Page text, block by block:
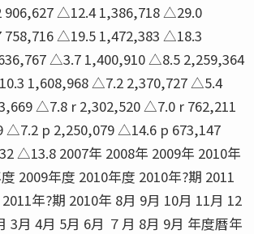
△12.4 1,386,718 △29.0
△19.5 1,472,383 △18.3
△3.7 1,400,910 △8.5 2,259,364
1,608,968 △7.2 2,370,727 △5.4
△7.8 r 2,302,520 △7.0 r 762,211
△7.2 p 2,250,079 △14.6 p 673,147
△13.8 2007年 2008年 2009年 2010年
2009年度 2010年度 2010年?期 2011
年?期 2010年 8月 9月 10月 11月 12
3月 4月 5月 6月 ７月 8月 9月 年度暦年